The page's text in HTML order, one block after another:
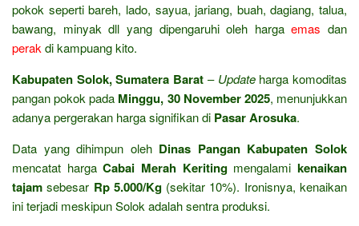
pokok seperti bareh, lado, sayua, jariang, buah, dagiang, talua,
bawang, minyak dll yang dipengaruhi oleh hargaemas dan
perak di kampuang kito.
Kabupaten Solok, Sumatera Barat – Updateharga komoditas
pangan pokok pada Minggu, 30 November 2025, menunjukkan
adanya pergerakan harga signifikan di Pasar Arosuka.
Data yang dihimpun oleh Dinas Pangan Kabupaten Solok
mencatat hargaCabai Merah Keritingmengalamikenaikan
tajam sebesar Rp 5.000/Kg(sekitar 10%). Ironisnya, kenaikan
ini terjadi meskipun Solok adalah sentra produksi.